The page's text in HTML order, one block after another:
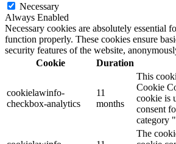
Necessary
Always Enabled
Necessary cookies are absolutely essential
function properly. These cookies ensure
security features of the website,
Cookie
Duration
cookielawinfo-
checkbox-analytics
11
months
This
Cookie
cookie is
consent
category
The